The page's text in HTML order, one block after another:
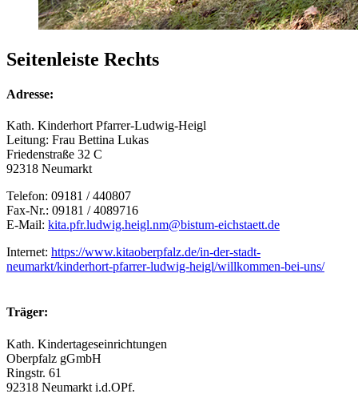
Seitenleiste Rechts
Adresse:
Kath. Kinderhort Pfarrer-Ludwig-Heigl
Leitung: Frau Bettina Lukas
Friedenstraße 32 C
92318 Neumarkt
Telefon: 09181 / 440807
Fax-Nr.: 09181 / 4089716
E-Mail: kita.pfr.ludwig.heigl.nm@bistum-eichstaett.de
Internet: https://www.kitaoberpfalz.de/in-der-stadt-
neumarkt/kinderhort-pfarrer-ludwig-heigl/willkommen-bei-uns/
Träger:
Kath. Kindertageseinrichtungen
Oberpfalz gGmbH
Ringstr. 61
92318 Neumarkt i.d.OPf.